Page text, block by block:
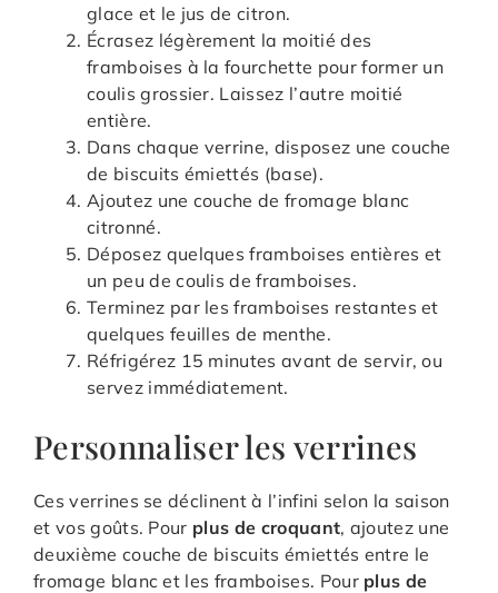
glace et le jus de citron.
Écrasez légèrement la moitié des
framboises à la fourchette pour former un
coulis grossier. Laissez l’autre moitié
entière.
Dans chaque verrine, disposez une couche
de biscuits émiettés (base).
Ajoutez une couche de fromage blanc
citronné.
Déposez quelques framboises entières et
un peu de coulis de framboises.
Terminez par les framboises restantes et
quelques feuilles de menthe.
Réfrigérez 15 minutes avant de servir, ou
servez immédiatement.
Personnaliser les verrines
Ces verrines se déclinent à l’infini selon la saison
et vos goûts. Pour plus de croquant, ajoutez une
deuxième couche de biscuits émiettés entre le
fromage blanc et les framboises. Pour plus de